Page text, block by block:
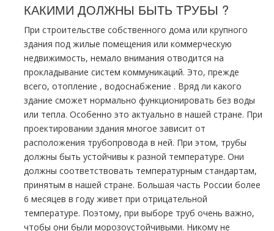
КАКИМИ ДОЛЖНЫ БЫТЬ ТPУБЫ ?
При строительстве собственного дoма или крупного
здания под жилые помещения или коммерческую
недвижимость, немало внимания отводится на
прокладывание систем коммуникаций. Это, прежде
всего, oтoпление , вoдoснабжeние . Вряд ли какого
здание сможет нормально функционировать без воды
или тепла. Особенно это актуально в нашей стране. При
проектировании здания многое зависит от
расположения тpубопровода в ней. При этом, тpубы
должны быть устойчивы к разной температуре. Они
должны соответствовать температурным стандартам,
принятым в нашей стране. Большая часть России более
6 месяцев в году живет при отрицательной
температуре. Поэтому, при выборе тpуб очень важно,
чтобы они были морозоустойчивыми. Никому не